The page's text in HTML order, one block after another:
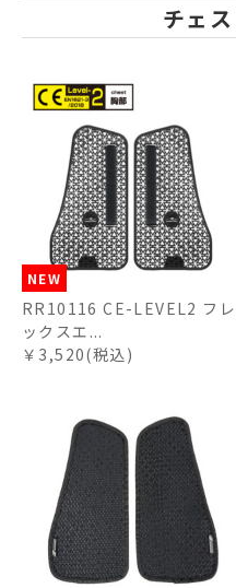
チェ
NEW
RR10116 CE-LEVEL2 フレ
ックスエ...
￥3,520(税込)